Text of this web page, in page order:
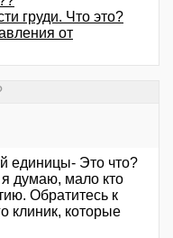
груди. Что это?
от
единицы- Это что?
думаю, мало кто
Обратитесь к
клиник, которые